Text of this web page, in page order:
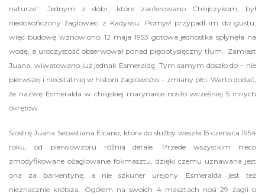
naturze”. Jednym z dóbr, które zaoferowano Chilijczykom, był
niedokończony żaglowiec z Kadyksu. Pomysł przypadł im do gustu,
więc budowę wznowiono. 12 maja 1953 gotowa jednostka spłynęła na
wodę, a uroczystość obserwował ponad pięciotysięczny tłum. Zamiast
Juana, wiwatowano już jednak Esmeraldę. Tym samym doszło do – nie
pierwszej i nieostatniej w historii żaglowców – zmiany płci. Warto dodać,
że nazwę Esmeralda w chilijskiej marynarce nosiło wcześniej 5 innych
okrętów.
Siostrę Juana Sebastiana Elcano, która do służby weszła 15 czerwca 1954
roku, od pierwowzoru różnią detale. Przede wszystkim nieco
zmodyfikowane ożaglowanie fokmasztu, dzięki czemu uznawana jest
ona za barkentynę, a nie szkuner urejony. Esmeralda jest też
nieznacznie krótsza. Ogółem na swoich 4 masztach nosi 29 żagli o